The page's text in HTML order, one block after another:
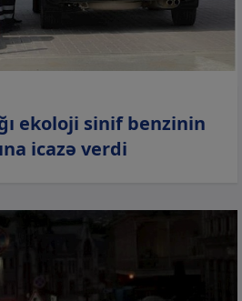
ekoloji sinif benzinin
icazə verdi